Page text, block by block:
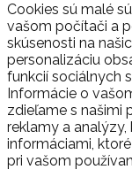
Cookies sú malé
vašom počítači a
skúsenosti na
personalizáciu
funkcií sociálnych
Informácie o
zdieľame s našimi
reklamy a
informáciami,
pri vašom